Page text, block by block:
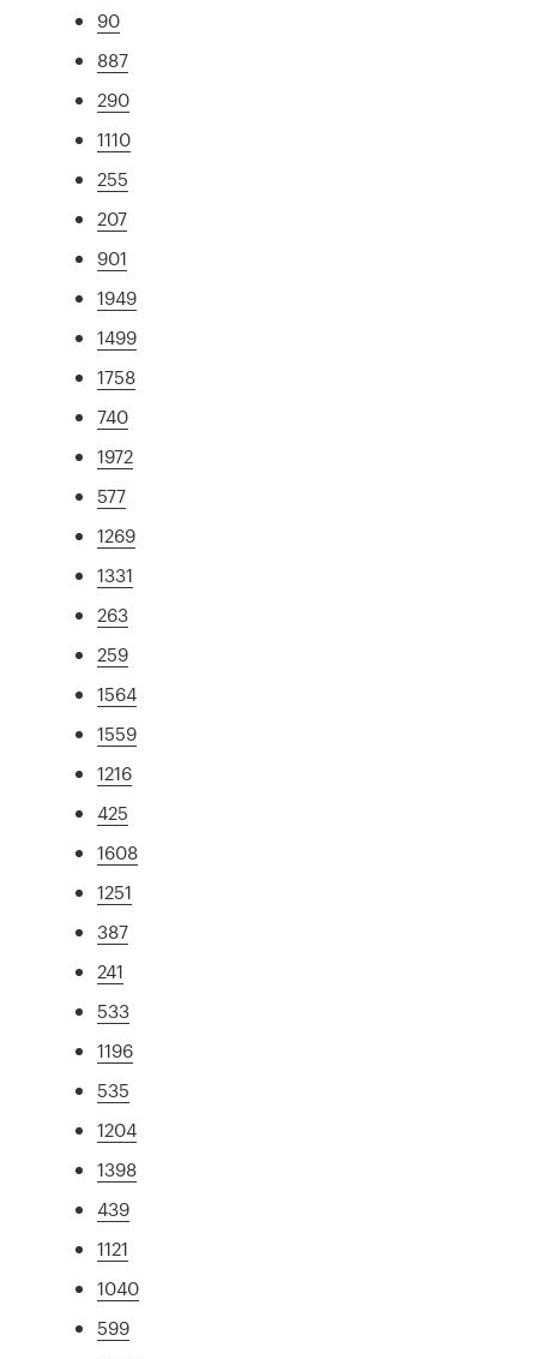
90
887
290
1110
255
207
901
1949
1499
1758
740
1972
577
1269
1331
263
259
1564
1559
1216
425
1608
1251
387
241
533
1196
535
1204
1398
439
1121
1040
599